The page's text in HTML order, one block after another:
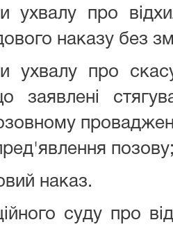
ухвалу про
наказу без
ухвалу про
заявлені
наказ.
суду про